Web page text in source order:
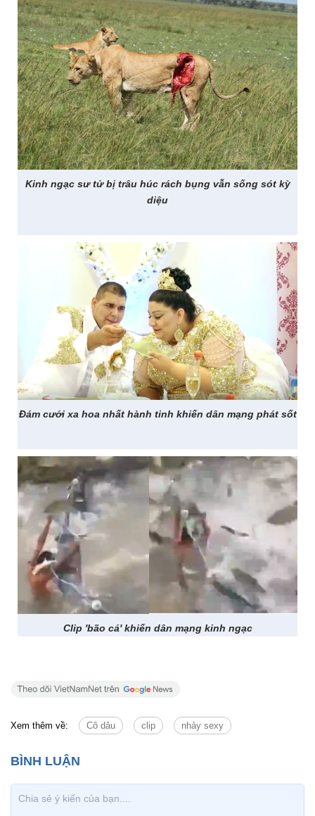
Kinh ngạc sư tử bị trâu húc rách bụng vẫn sống sót kỳ
diệu
Đám cưới xa hoa nhất hành tinh khiến dân mạng phát sốt
Clip 'bão cá' khiến dân mạng kinh ngạc
Xem thêm về: Cô dâu clip nhảy sexy